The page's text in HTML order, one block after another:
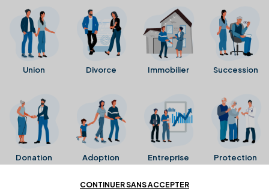
Union Divorce Immobilier Succession
Donation Adoption Entreprise Protection
CONTINUER SANS ACCEPTER